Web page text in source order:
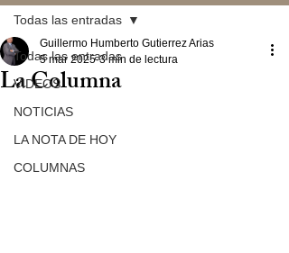
Todas las entradas
VIDEOS
NOTICIAS
LA NOTA DE HOY
COLUMNAS
Todas las entradas
La Columna
Guillermo Humberto Gutierrez Arias
5 mar 2025 3 min de lectura